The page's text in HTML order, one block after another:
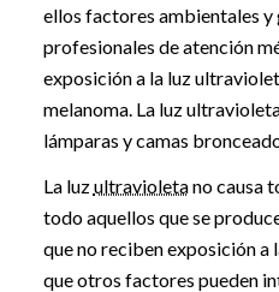
ellos factores ambientales y
profesionales de atención
exposición a la luz
melanoma. La luz
lámparas y camas
La luzultravioletano causa
todo aquellos que se
que no reciben exposición a
que otros factores pueden